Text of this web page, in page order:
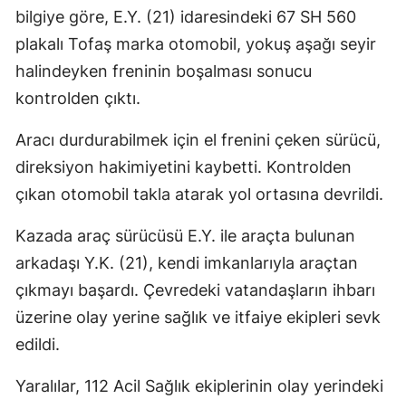
bilgiye göre, E.Y. (21) idaresindeki 67 SH 560
plakalı Tofaş marka otomobil, yokuş aşağı seyir
halindeyken freninin boşalması sonucu
kontrolden çıktı.
Aracı durdurabilmek için el frenini çeken sürücü,
direksiyon hakimiyetini kaybetti. Kontrolden
çıkan otomobil takla atarak yol ortasına devrildi.
Kazada araç sürücüsü E.Y. ile araçta bulunan
arkadaşı Y.K. (21), kendi imkanlarıyla araçtan
çıkmayı başardı. Çevredeki vatandaşların ihbarı
üzerine olay yerine sağlık ve itfaiye ekipleri sevk
edildi.
Yaralılar, 112 Acil Sağlık ekiplerinin olay yerindeki